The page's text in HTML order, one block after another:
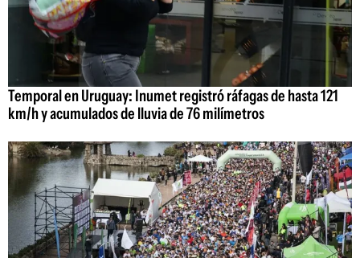
Temporal en Uruguay: Inumet registró ráfagas de hasta 121
km/h y acumulados de lluvia de 76 milímetros